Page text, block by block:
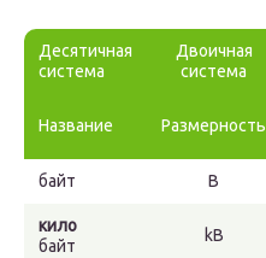
Десятичная
система
Двоичная
система
Название Размерность
байт B
кило
байт
kB